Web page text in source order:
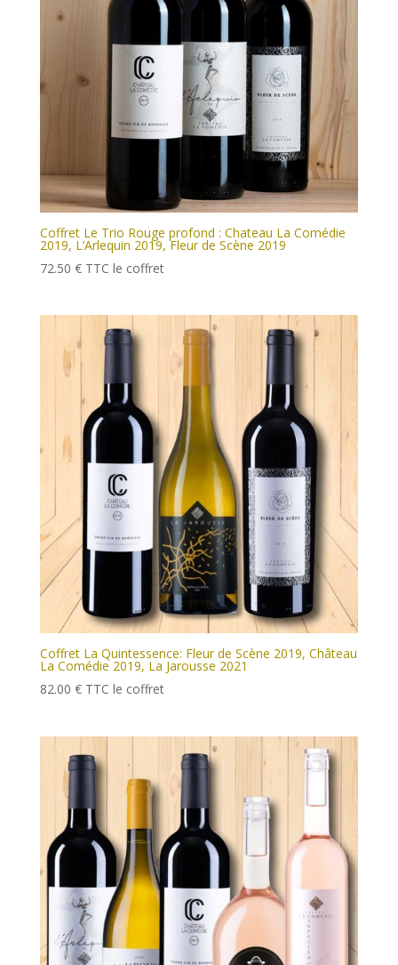
Coffret Le Trio Rouge profond : Chateau La Comédie
2019, L’Arlequin 2019, Fleur de Scène 2019
72.50 € TTC le coffret
Coffret La Quintessence: Fleur de Scène 2019, Château
La Comédie 2019, La Jarousse 2021
82.00 € TTC le coffret